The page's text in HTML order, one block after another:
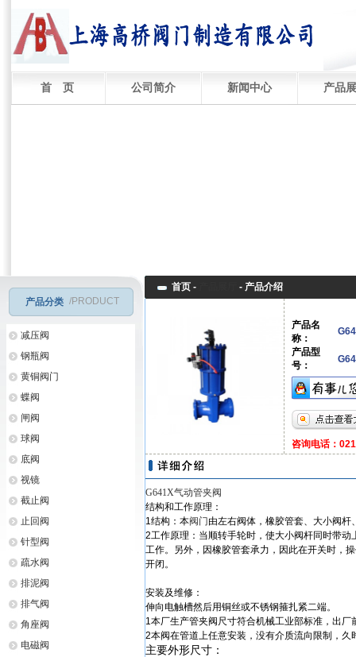
首 页 公司简介 新闻中心 产品
产品分类 /PRODUCT
减压阀
钢瓶阀
黄铜阀门
蝶阀
闸阀
球阀
底阀
视镜
截止阀
止回阀
针型阀
疏水阀
排泥阀
排气阀
角座阀
电磁阀
首页 - - 产品介绍
产品名
称：
产品型
号：
咨询电话：
G641X气动管夹阀
结构和工作原理：
1结构：本阀门由左右阀体，橡胶管套、大小阀
2工作原理：当顺转手轮时，使大小阀杆同时带
工作。另外，因橡胶管套承力，因此在开关时，
开闭。
安装及维修：
伸向电触槽然后用铜丝或不锈钢箍扎紧二端。
1本厂生产管夹阀尺寸符合机械工业部标准，出
2本阀在管道上任意安装，没有介质流向限制，
主要外形尺寸：